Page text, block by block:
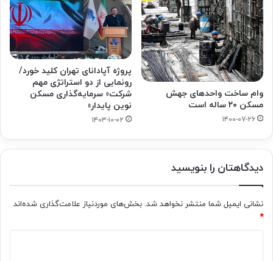
وام ساخت واحدهای جهش
مسکن ۲۰ ساله است
۱۴۰۰-۰۷-۲۶
پروژه آپادانای تهران کلید خورد/
رونمایی از دو استراتژی مهم
شرکت« سرمایه‌گذاری مسکن
نوین پایدار»
۱۴۰۳-۱۰-۰۲
دیدگاهتان را بنویسید
نشانی ایمیل شما منتشر نخواهد شد. بخش‌های موردنیاز علامت‌گذاری شده‌اند
*